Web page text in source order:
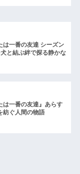
は一番の友達 シーズン
と結ぶ絆で探る静かな
は一番の友達』あらす
紡ぐ人間の物語